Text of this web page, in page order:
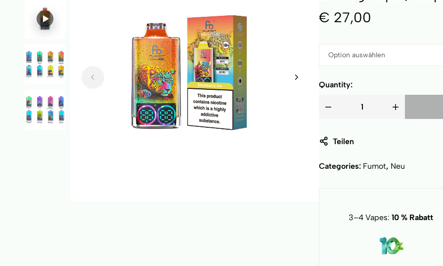
€ 27,00
Quantity:
Teilen
Categories: Fumot, Neu
3–4 Vapes: 10 % Rabatt